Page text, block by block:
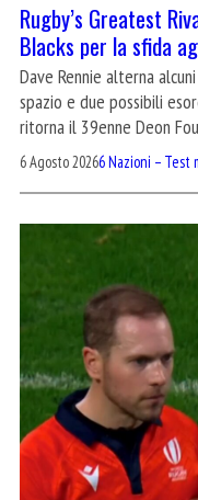
Rugby’s Greatest
Blacks per la sfida
Dave Rennie alterna
spazio e due possibili
ritorna il 39enne Deon
6 Agosto 20266 Nazioni – Test